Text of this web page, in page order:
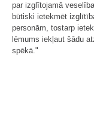
par izglītojamā
būtiski ietekmēt
personām, tostarp
lēmums iekļaut šādu
spēkā."